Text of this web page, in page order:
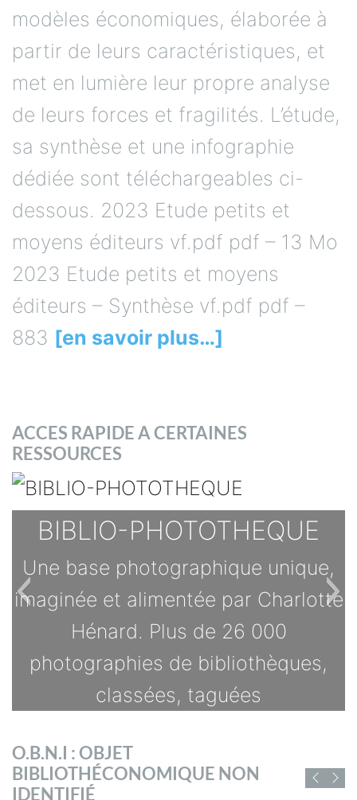
modèles économiques, élaborée à
partir de leurs caractéristiques, et
met en lumière leur propre analyse
de leurs forces et fragilités. L’étude,
sa synthèse et une infographie
dédiée sont téléchargeables ci-
dessous. 2023 Etude petits et
moyens éditeurs vf.pdf pdf – 13 Mo
2023 Etude petits et moyens
éditeurs – Synthèse vf.pdf pdf –
883 [en savoir plus…]
ACCES RAPIDE A CERTAINES
RESSOURCES
BIBLIO-PHOTOTHEQUE
Une base photographique unique,
imaginée et alimentée par Charlotte
Hénard. Plus de 26 000
photographies de bibliothèques,
classées, taguées
TOUTES LES OFFRES
D'EMPLOI DE
O.B.N.I : OBJET
BIBLIOTHÉCONOMIQUE NON
IDENTIFIÉ